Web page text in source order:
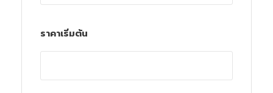
ราคาเริ่มต้น